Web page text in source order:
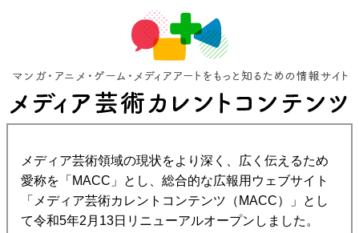
メディア芸術領域の現状をより深く、広く伝えるため
愛称を「MACC」とし、総合的な広報用ウェブサイト
「メディア芸術カレントコンテンツ（MACC）」とし
て令和5年2月13日リニューアルオープンしました。